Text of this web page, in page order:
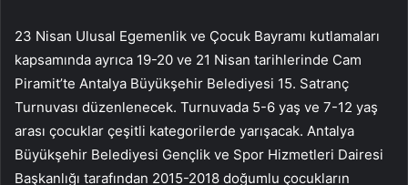
23 Nisan Ulusal Egemenlik ve Çocuk Bayramı kutlamaları
kapsamında ayrıca 19-20 ve 21 Nisan tarihlerinde Cam
Piramit’te Antalya Büyükşehir Belediyesi 15. Satranç
Turnuvası düzenlenecek. Turnuvada 5-6 yaş ve 7-12 yaş
arası çocuklar çeşitli kategorilerde yarışacak. Antalya
Büyükşehir Belediyesi Gençlik ve Spor Hizmetleri Dairesi
Başkanlığı tarafından 2015-2018 doğumlu çocukların